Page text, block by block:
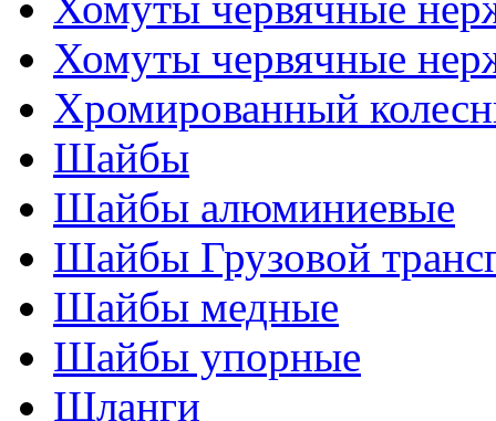
Хомуты червячные
Хромированный
Шайбы
Шайбы алюминиевые
Шайбы Грузовой
Шайбы медные
Шайбы упорные
Шланги